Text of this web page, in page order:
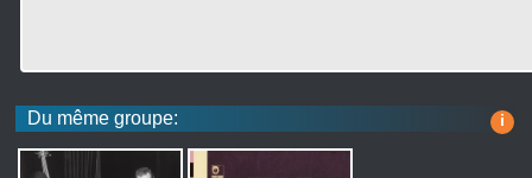
Du même groupe: i